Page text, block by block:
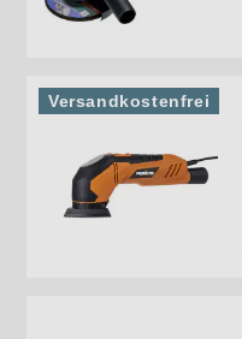
Versandkostenfrei